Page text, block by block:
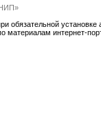
обязательной установке
материалам интернет-